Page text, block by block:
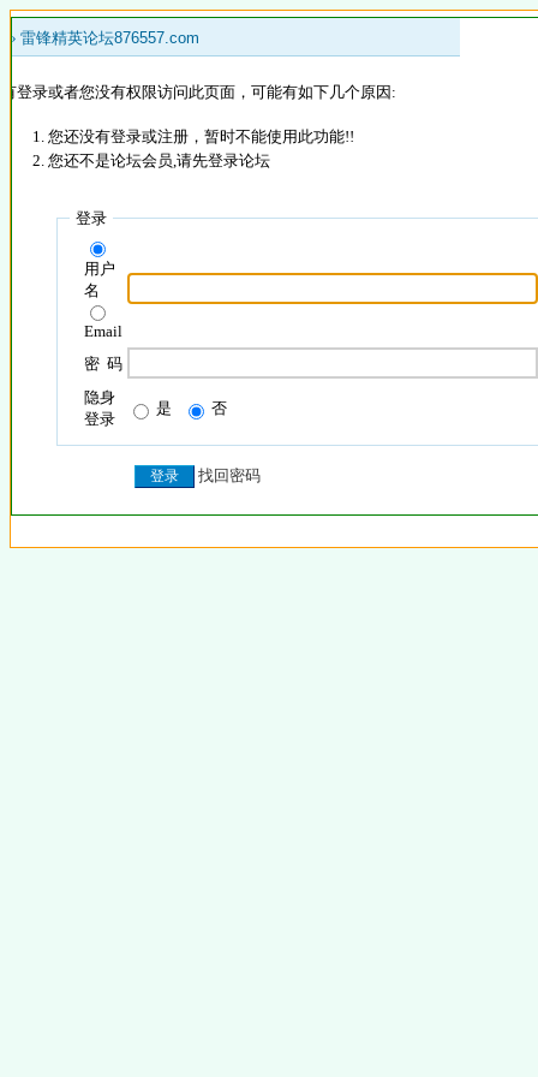
» 雷锋精英论坛876557.com
登录或者您没有权限访问此页面，可能有如下几个原因:
您还没有登录或注册，暂时不能使用此功能!!
您还不是论坛会员,请先登录论坛
登录
用户
名
Email
密 码
隐身
登录
是 否
找回密码